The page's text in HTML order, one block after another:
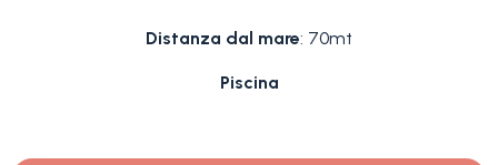
Distanza dal mare: 70mt
Piscina